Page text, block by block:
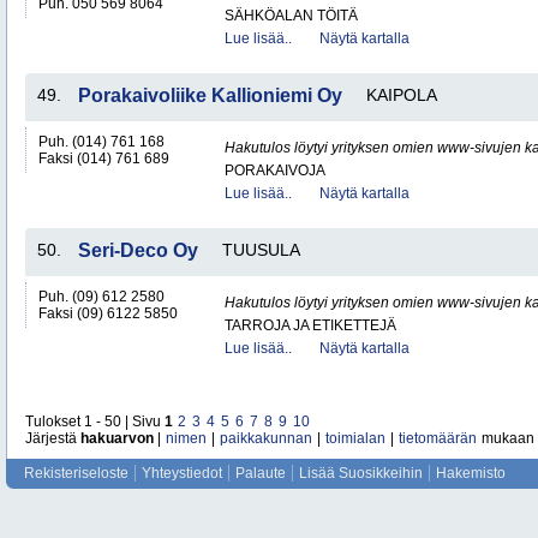
Puh. 050 569 8064
SÄHKÖALAN TÖITÄ
Lue lisää..
Näytä kartalla
49. Porakaivoliike Kallioniemi Oy KAIPOLA
Puh. (014) 761 168
Faksi (014) 761 689
Hakutulos löytyi yrityksen omien www-sivujen
PORAKAIVOJA
Lue lisää..
Näytä kartalla
50. Seri-Deco Oy TUUSULA
Puh. (09) 612 2580
Faksi (09) 6122 5850
Hakutulos löytyi yrityksen omien www-sivujen
TARROJA JA ETIKETTEJÄ
Lue lisää..
Näytä kartalla
Tulokset 1 - 50 | Sivu 1 2 3 4 5 6 7 8 9 10
Järjestä hakuarvon nimen paikkakunnan toimialan tietomäärän mukaan
Rekisteriseloste Yhteystiedot Palaute Lisää Suosikkeihin Hakemisto